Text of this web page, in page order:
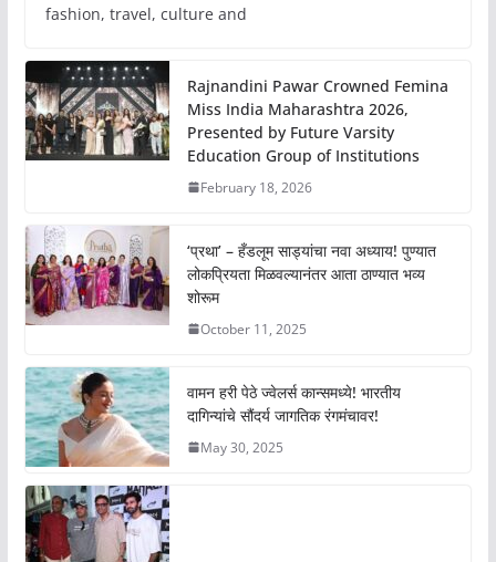
fashion, travel, culture and
Rajnandini Pawar Crowned Femina
Miss India Maharashtra 2026,
Presented by Future Varsity
Education Group of Institutions
February 18, 2026
‘प्रथा’ – हँडलूम साड्यांचा नवा अध्याय! पुण्यात
लोकप्रियता मिळवल्यानंतर आता ठाण्यात भव्य
शोरूम
October 11, 2025
वामन हरी पेठे ज्वेलर्स कान्समध्ये! भारतीय
दागिन्यांचे सौंदर्य जागतिक रंगमंचावर!
May 30, 2025